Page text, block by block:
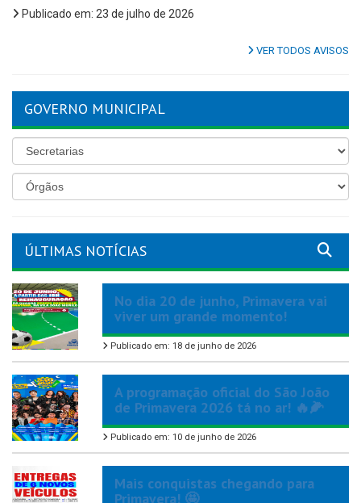
Publicado em: 23 de julho de 2026
VER TODOS AVISOS
GOVERNO MUNICIPAL
ÚLTIMAS NOTÍCIAS
No dia 20 de junho, Primavera vai
viver um grande momento!
Publicado em: 18 de junho de 2026
A programação oficial do São João
de Primavera 2026 tá no ar! 🔥🌽
Publicado em: 10 de junho de 2026
Mais conquistas chegando para
Primavera! 🤩